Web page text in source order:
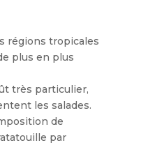
régions tropicales
plus en plus
très particulier,
les salades.
de
par